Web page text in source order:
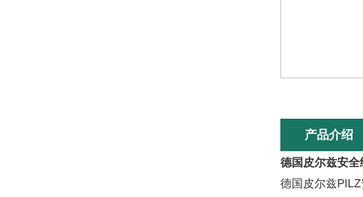
产品介绍
德国皮尔兹安全
德国皮尔兹